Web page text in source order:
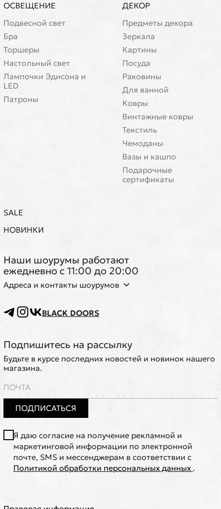
ОСВЕЩЕНИЕ
Подвесной свет
Бра
Торшеры
Настольный свет
Лампочки Эдисона и
LED
Патроны
ДЕКОР
Предметы декора
Зеркала
Картины
Посуда
Раковины
Для ванной
Ковры
Винтажные ковры
Текстиль
Чемоданы
Вазы и кашпо
Подарочные
сертификаты
SALE
НОВИНКИ
Наши шоурумы работают
ежедневно с 11:00 до 20:00
Адреса и контакты шоурумов
BLACK DOORS
Подпишитесь на рассылку
Будьте в курсе последних новостей и новинок нашего
магазина.
ПОДПИСАТЬСЯ
Я даю согласие на получение рекламной и
маркетинговой информации по электронной
почте, SMS и мессенджерам в соответствии с
Политикой обработки персональных данных .